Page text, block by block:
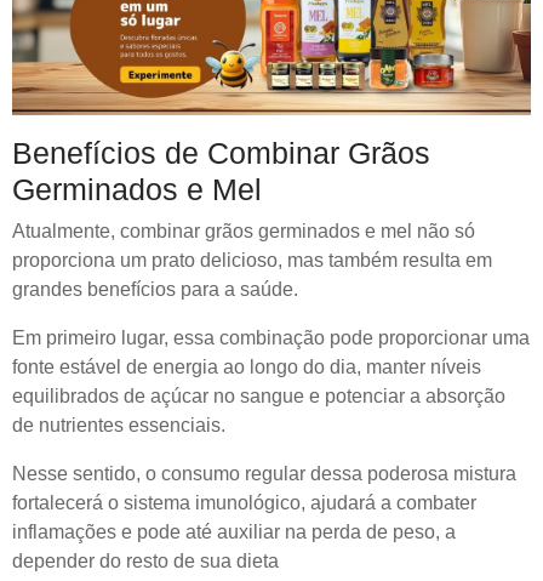
Benefícios de Combinar Grãos
Germinados e Mel
Atualmente, combinar grãos germinados e mel não só
proporciona um prato delicioso, mas também resulta em
grandes benefícios para a saúde.
Em primeiro lugar, essa combinação pode proporcionar uma
fonte estável de energia ao longo do dia, manter níveis
equilibrados de açúcar no sangue e potenciar a absorção
de nutrientes essenciais.
Nesse sentido, o consumo regular dessa poderosa mistura
fortalecerá o sistema imunológico, ajudará a combater
inflamações e pode até auxiliar na perda de peso, a
depender do resto de sua dieta